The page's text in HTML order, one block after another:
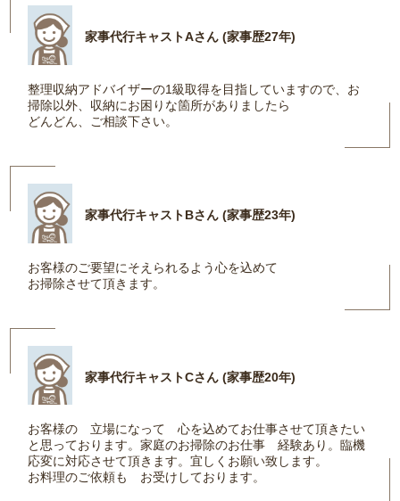
家事代行キャストAさん (家事歴27年)
整理収納アドバイザーの1級取得を目指していますので、お
掃除以外、収納にお困りな箇所がありましたら
どんどん、ご相談下さい。
家事代行キャストBさん (家事歴23年)
お客様のご要望にそえられるよう心を込めて
お掃除させて頂きます。
家事代行キャストCさん (家事歴20年)
お客様の 立場になって 心を込めてお仕事させて頂きたい
と思っております。家庭のお掃除のお仕事 経験あり。臨機
応変に対応させて頂きます。宜しくお願い致します。
お料理のご依頼も お受けしております。